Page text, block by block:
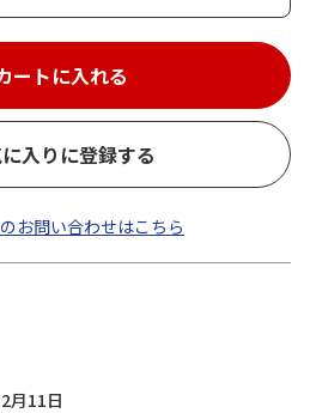
ートに入れる
入りに登録する
お問い合わせはこちら
月11日